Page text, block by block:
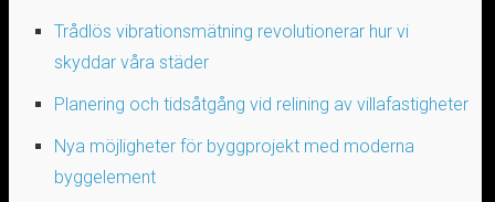
Trådlös vibrationsmätning revolutionerar hur vi
skyddar våra städer
Planering och tidsåtgång vid relining av villafastigheter
Nya möjligheter för byggprojekt med moderna
byggelement